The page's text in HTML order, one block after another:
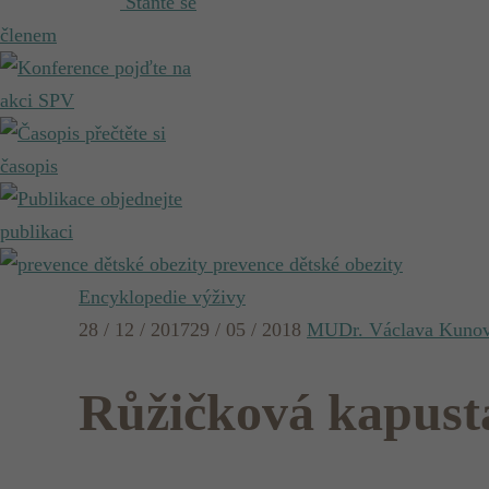
členem
pojďte na
akci SPV
přečtěte si
časopis
objednejte
publikaci
prevence dětské obezity
Encyklopedie výživy
28 / 12 / 201729 / 05 / 2018 MUDr. Václava
Růžičková